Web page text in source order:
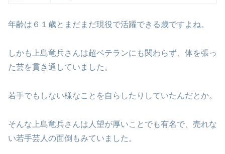
年齢は６１歳とまだまだ現役で活躍できる歳ですよね。
しかも上島竜兵さんは超ベテランにも関わらず、体を張っ
た芸を貫き通していました。
若手でもしない様なことを自らしたりしていたんだとか。
そんな上島竜兵さんは人望が厚いことでも有名で、売れな
い若手芸人の面倒もみていました。